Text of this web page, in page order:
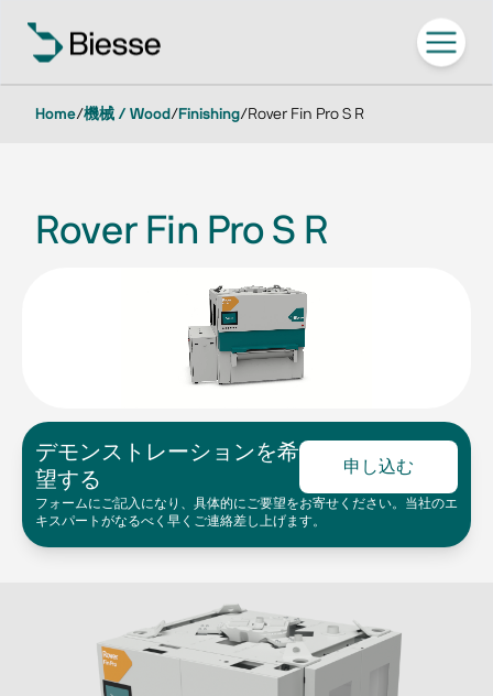
Home/機械 / Wood/ Finishing/ Rover Fin Pro S R
Rover Fin Pro S R
デモンストレーションを希
望する
申し込む
フォームにご記入になり、具体的にご要望をお寄せください。当社のエ
キスパートがなるべく早くご連絡差し上げます。